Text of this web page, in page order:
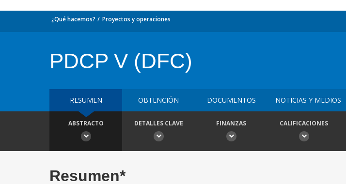
¿Qué hacemos? Proyectos y operaciones
PDCP V (DFC)
RESUMEN OBTENCIÓN DOCUMENTOS NOTICIAS Y MEDIOS
ABSTRACTO DETALLES CLAVE FINANZAS CALIFICACIONES
Resumen*